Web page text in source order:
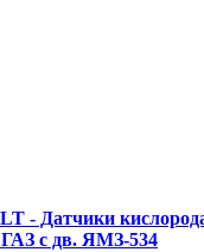
- Датчики
с дв. ЯМЗ-534